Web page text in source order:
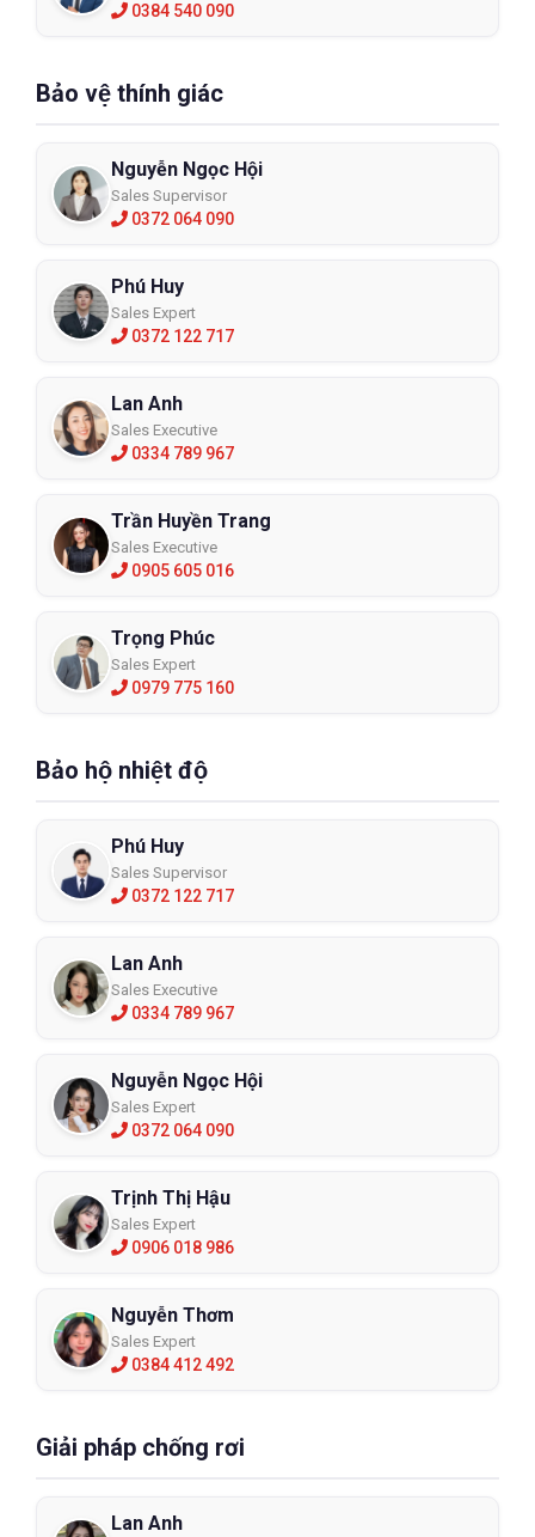
0384 540 090
Bảo vệ thính giác
Nguyễn Ngọc Hội
Sales Supervisor
0372 064 090
Phú Huy
Sales Expert
0372 122 717
Lan Anh
Sales Executive
0334 789 967
Trần Huyền Trang
Sales Executive
0905 605 016
Trọng Phúc
Sales Expert
0979 775 160
Bảo hộ nhiệt độ
Phú Huy
Sales Supervisor
0372 122 717
Lan Anh
Sales Executive
0334 789 967
Nguyễn Ngọc Hội
Sales Expert
0372 064 090
Trịnh Thị Hậu
Sales Expert
0906 018 986
Nguyễn Thơm
Sales Expert
0384 412 492
Giải pháp chống rơi
Lan Anh